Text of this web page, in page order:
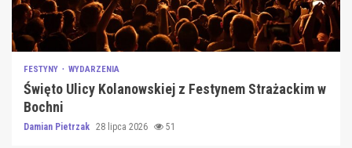
FESTYNY WYDARZENIA
Święto Ulicy Kolanowskiej z Festynem Strażackim w
Bochni
Damian Pietrzak 28 lipca 2026 51